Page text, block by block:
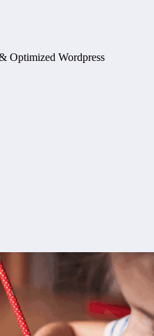
Optimized Wordpress